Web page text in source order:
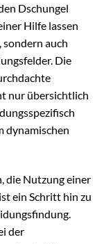
Dschungel
Hilfe lassen
auch
Die
nur übersichtlich
dynamischen
die Nutzung einer
ein Schritt hin zu
der